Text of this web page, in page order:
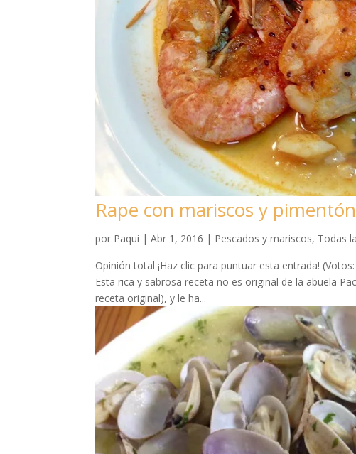
Rape con mariscos y pimentón
por Paqui |Abr 1, 2016 | Pescados y mariscos, Todas
Opinión total ¡Haz clic para puntuar esta entrada!
Esta rica y sabrosa receta no es original de la abuela
receta original), y le ha...